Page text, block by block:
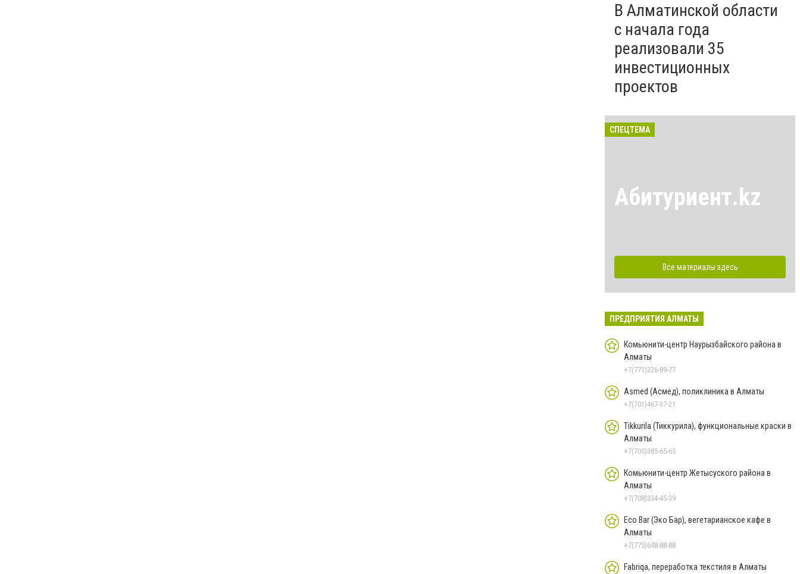
В Алматинской области
с начала года
реализовали 35
инвестиционных
проектов
СПЕЦТЕМА
Абитуриент.kz
Все материалы здесь
ПРЕДПРИЯТИЯ АЛМАТЫ
Комьюнити-центр Наурызбайского района в
Алматы
+7(771)226-89-77
Asmed (Асмед), поликлиника в Алматы
+7(701)467-37-21
Tikkurila (Тиккурила), функциональные краски в
Алматы
+7(705)385-65-65
Комьюнити-центр Жетысуского района в
Алматы
+7(708)334-45-39
Eco Bar (Эко Бар), вегетарианское кафе в
Алматы
+7(775)648-88-88
Fabriqa, переработка текстиля в Алматы